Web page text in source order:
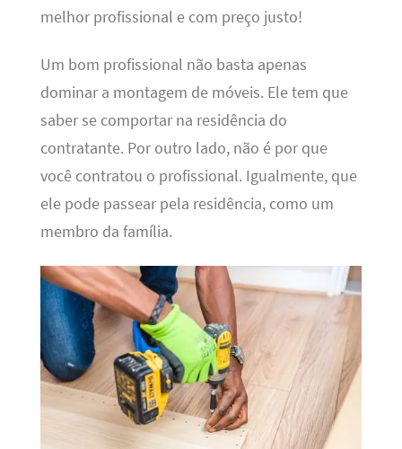
melhor profissional e com preço justo!
Um bom profissional não basta apenas
dominar a montagem de móveis. Ele tem que
saber se comportar na residência do
contratante. Por outro lado, não é por que
você contratou o profissional. Igualmente, que
ele pode passear pela residência, como um
membro da família.